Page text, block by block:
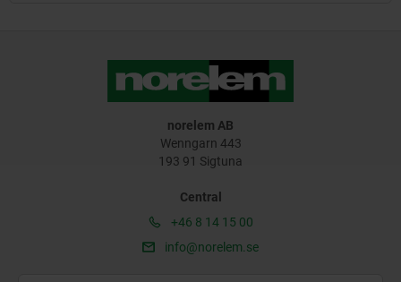
norelem AB
Wenngarn 443
193 91 Sigtuna
Central
+46 8 14 15 00
info@norelem.se